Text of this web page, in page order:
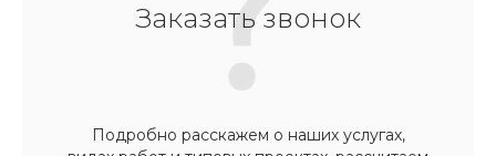
Заказать звонок
Подробно расскажем о наших услугах,